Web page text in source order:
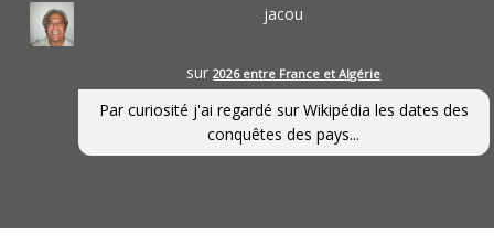
jacou
sur2026 entre France et Algérie
Par curiosité j'ai regardé sur Wikipédia les dates des
conquêtes des pays...